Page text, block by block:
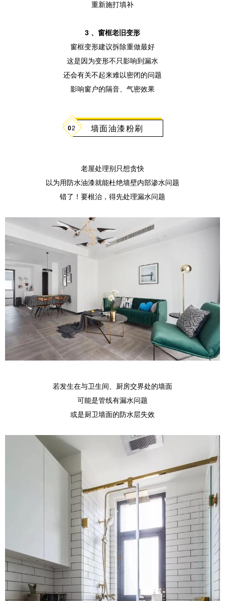
重新施打填补
3 、窗框老旧变形
窗框变形建议拆除重做最好
这是因为变形不只影响到漏水
还会有关不起来难以密闭的问题
影响窗户的隔音、气密效果
02 墙面油漆粉刷
老屋处理别只想贪快
以为用防水油漆就能杜绝墙壁内部渗水问题
错了！要根治，得先处理漏水问题
若发生在与卫生间、厨房交界处的墙面
可能是管线有漏水问题
或是厨卫墙面的防水层失效